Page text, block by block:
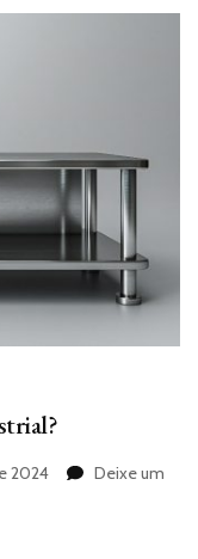
2024
Deixe um